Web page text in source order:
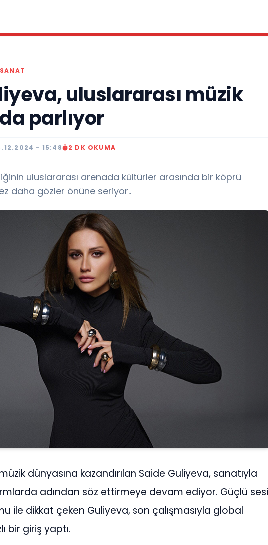
uluslararası müzik
parlıyor
- 15:48 2 DK OKUMA
uluslararası arenada kültürler arasında bir köprü
daha gözler önüne seriyor..
dünyasına kazandırılan Saide Guliyeva, sanatıyla
adından söz ettirmeye devam ediyor. Güçlü sesi
ile dikkat çeken Guliyeva, son çalışmasıyla global
bir giriş yaptı.